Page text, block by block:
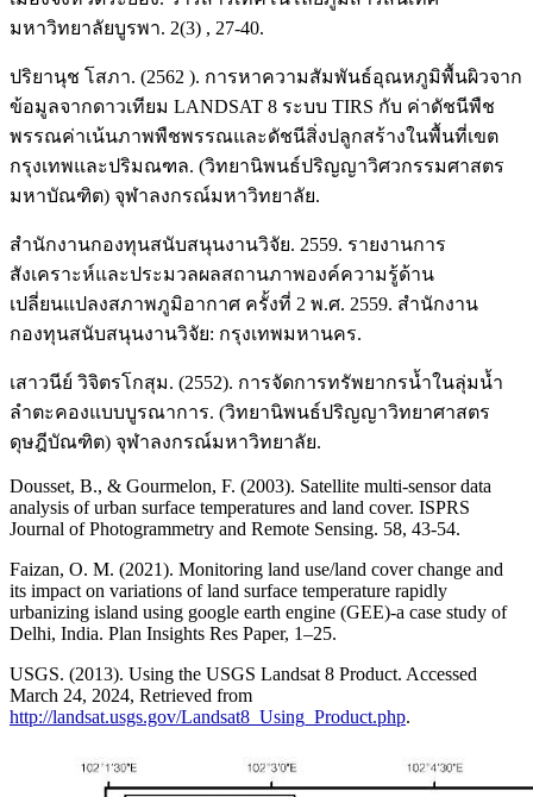
มหาวิทยาลัยบูรพา. 2(3) , 27-40.
ปริยานุช โสภา. (2562 ). การหาความสัมพันธ์อุณหภูมิพื้นผิวจาก
ข้อมูลจากดาวเทียม LANDSAT 8 ระบบ TIRS กับ ค่าดัชนีพืช
พรรณค่าเน้นภาพพืชพรรณและดัชนีสิ่งปลูกสร้างในพื้นที่เขต
กรุงเทพและปริมณฑล. (วิทยานิพนธ์ปริญญาวิศวกรรมศาสตร
มหาบัณฑิต) จุฬาลงกรณ์มหาวิทยาลัย.
สำนักงานกองทุนสนับสนุนงานวิจัย. 2559. รายงานการ
สังเคราะห์และประมวลผลสถานภาพองค์ความรู้ด้าน
เปลี่ยนแปลงสภาพภูมิอากาศ ครั้งที่ 2 พ.ศ. 2559. สำนักงาน
กองทุนสนับสนุนงานวิจัย: กรุงเทพมหานคร.
เสาวนีย์ วิจิตรโกสุม. (2552). การจัดการทรัพยากรน้ำในลุ่มน้ำ
ลำตะคองแบบบูรณาการ. (วิทยานิพนธ์ปริญญาวิทยาศาสตร
ดุษฎีบัณฑิต) จุฬาลงกรณ์มหาวิทยาลัย.
Dousset, B., & Gourmelon, F. (2003). Satellite multi-sensor data
analysis of urban surface temperatures and land cover. ISPRS
Journal of Photogrammetry and Remote Sensing. 58, 43-54.
Faizan, O. M. (2021). Monitoring land use/land cover change and
its impact on variations of land surface temperature rapidly
urbanizing island using google earth engine (GEE)-a case study of
Delhi, India. Plan Insights Res Paper, 1–25.
USGS. (2013). Using the USGS Landsat 8 Product. Accessed
March 24, 2024, Retrieved from
http://landsat.usgs.gov/Landsat8_Using_Product.php.